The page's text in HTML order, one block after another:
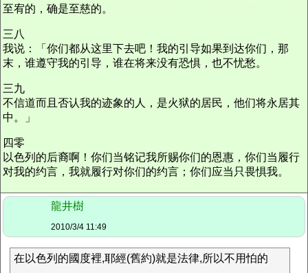
至宥的，确是至慈的。
三八
我说：「你们都从这里下去吧！我的引导如果到达你们，那
末，谁遵守我的引导，谁在将来没有恐惧，也不忧愁。
三九
不信道而且否认我的迹象的人，是火狱的居民，他们将永居其
中。」
四零
以色列的后裔啊！你们当铭记我所赐你们的恩惠，你们当履行
对我的约言，我就履行对你们的约言；你们应当只畏惧我。
龍井樹
2010/3/4 11:49
在以色列的國度裡,耶經(舊約)就是法律,所以不用怕的